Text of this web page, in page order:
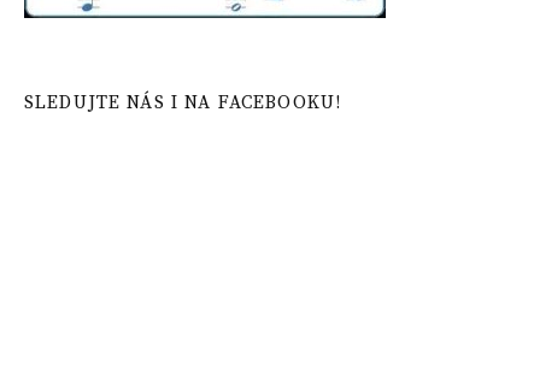
SLEDUJTE NÁS I NA FACEBOOKU!